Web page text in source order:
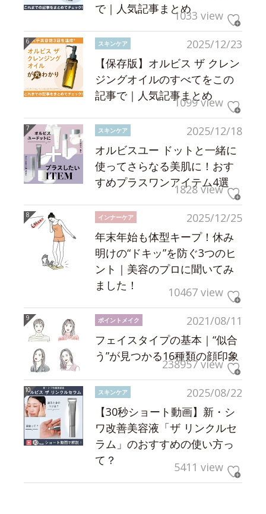
で｜人気記事まとめ1033 view
2025/12/23
スキンケア
【保存版】オルビス ザ クレン
ジングオイルのすべてをこの
記事で｜人気記事まとめ
1099 view
2025/12/18
スキンケア
オルビスユー ドットと一緒に
使ってさらなる美肌に！おす
すめプラスワンアイテム4選
1828 view
2025/12/25
インナーケア
年末年始も体型キープ！休み
明けの“ドキッ”を防ぐ3つのヒ
ント｜美容のプロに聞いてみ
ました！
10467 view
2021/08/11
ポイントメイク
フェイスタイプの基本｜“似合
う”が見つかる16種類の顔印象
238957 view
2025/08/22
スキンケア
【30秒ショート動画】新・シ
ワ改善美容液「ザ リンクルセ
ラム」のおすすめの使い方っ
て？
5411 view